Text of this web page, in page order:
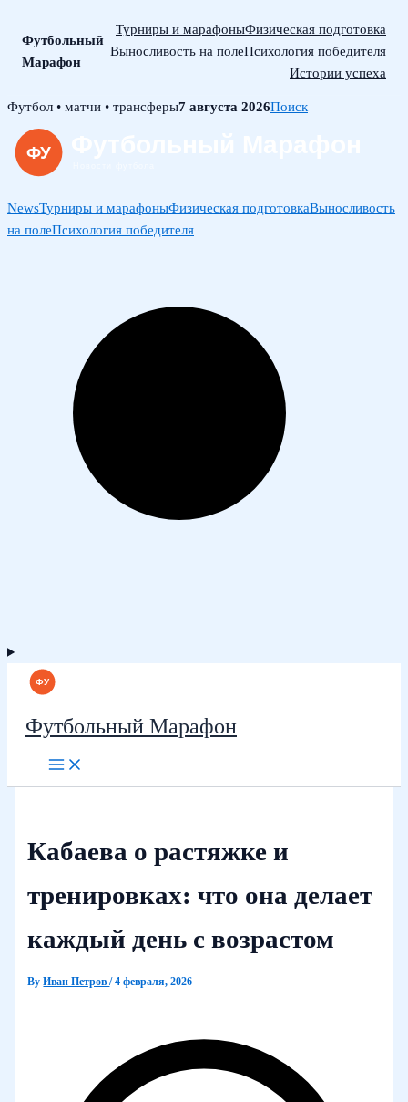
Футбольный
Марафон
Турниры и марафоныФизическая подготовка
Выносливость на полеПсихология победителя
Истории успеха
Skip
content
Футбол • матчи • трансферы7 августа 2026Поиск
NewsТурниры и марафоныФизическая подготовкаВыносливость
на полеПсихология победителя
Футбольный Марафон
Кабаева о растяжке и
тренировках: что она делает
каждый день с возрастом
ByИван Петров/4 февраля, 2026